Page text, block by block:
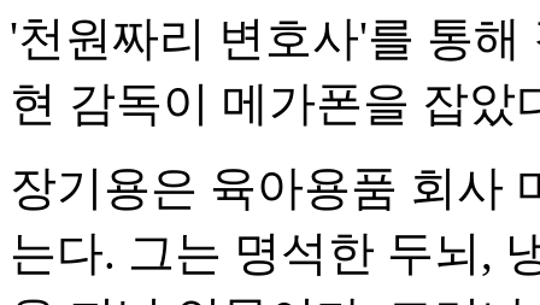
'천원짜리 변호사'를 통
현 감독이 메가폰을 잡았
장기용은 육아용품 회사
는다. 그는 명석한 두뇌,